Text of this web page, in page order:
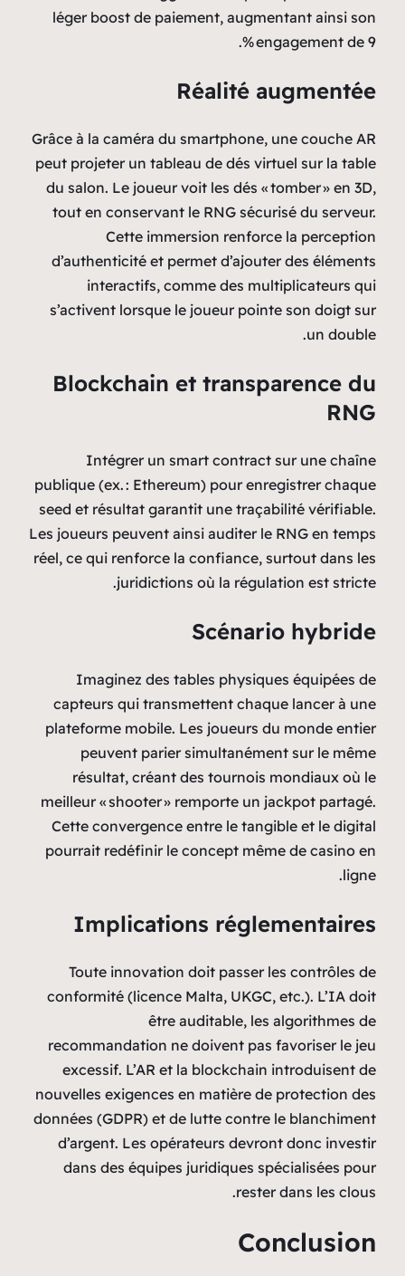
léger boost de paiement, augmentant ainsi son
engagement de 9 %.
Réalité augmentée
Grâce à la caméra du smartphone, une couche AR
peut projeter un tableau de dés virtuel sur la table
du salon. Le joueur voit les dés « tomber » en 3D,
tout en conservant le RNG sécurisé du serveur.
Cette immersion renforce la perception
d’authenticité et permet d’ajouter des éléments
interactifs, comme des multiplicateurs qui
s’activent lorsque le joueur pointe son doigt sur
un double.
Blockchain et transparence du
RNG
Intégrer un smart contract sur une chaîne
publique (ex. : Ethereum) pour enregistrer chaque
seed et résultat garantit une traçabilité vérifiable.
Les joueurs peuvent ainsi auditer le RNG en temps
réel, ce qui renforce la confiance, surtout dans les
juridictions où la régulation est stricte.
Scénario hybride
Imaginez des tables physiques équipées de
capteurs qui transmettent chaque lancer à une
plateforme mobile. Les joueurs du monde entier
peuvent parier simultanément sur le même
résultat, créant des tournois mondiaux où le
meilleur « shooter » remporte un jackpot partagé.
Cette convergence entre le tangible et le digital
pourrait redéfinir le concept même de casino en
ligne.
Implications réglementaires
Toute innovation doit passer les contrôles de
conformité (licence Malta, UKGC, etc.). L’IA doit
être auditable, les algorithmes de
recommandation ne doivent pas favoriser le jeu
excessif. L’AR et la blockchain introduisent de
nouvelles exigences en matière de protection des
données (GDPR) et de lutte contre le blanchiment
d’argent. Les opérateurs devront donc investir
dans des équipes juridiques spécialisées pour
rester dans les clous.
Conclusion